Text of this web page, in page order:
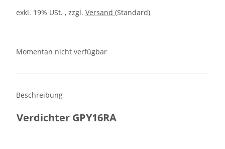
exkl. 19% USt. , zzgl. Versand (Standard)
Momentan nicht verfügbar
Beschreibung
Verdichter GPY16RA